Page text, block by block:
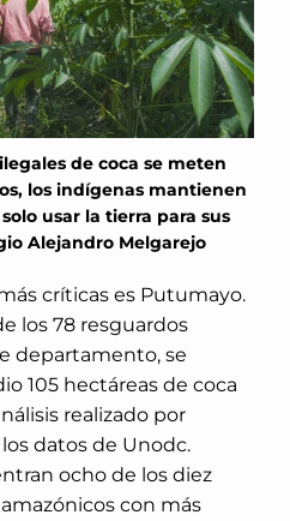
de coca se meten
los indígenas mantienen
usar la tierra para sus
Alejandro Melgarejo
críticas es Putumayo.
los 78 resguardos
departamento, se
105 hectáreas de coca
realizado por
datos de Unodc.
ocho de los diez
con más